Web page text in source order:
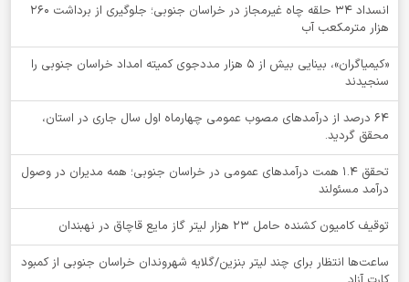
انسداد ۳۴ حلقه چاه غیرمجاز در خراسان جنوبی؛ جلوگیری از برداشت ۲۶۰
هزار مترمکعب آب
«کیمیاگران»، بینایی بیش از ۵ هزار مددجوی کمیته امداد خراسان جنوبی را
سنجیدند
64 درصد از درآمدهای مصوب عمومی چهارماه اول سال جاری در استان،
محقق گردید.
تحقق ۱.۴ همت درآمدهای عمومی در خراسان جنوبی؛ همه مدیران در وصول
درآمد مسئولند
توقيف کامیون کشنده حامل 23 هزار لیتر گاز مایع قاچاق در نهبندان
ساعت‌ها انتظار برای چند لیتر بنزین/گلایه شهروندان خراسان جنوبی از کمبود